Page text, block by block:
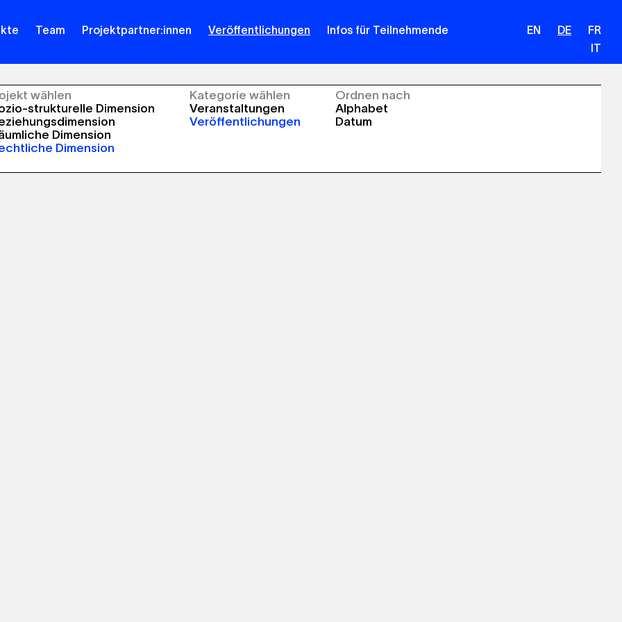
Team Projektpartner:innen Veröffentlichungen
Infos für Teilnehmende
EN DE
FR
IT
wählen
strukturelle Dimension
Dimension
Dimension
Kategorie wählen
Veranstaltungen
Veröffentlichungen
Ordnen nach
Alphabet
Datum